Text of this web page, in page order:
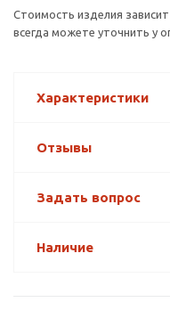
Стоимость изделия
всегда можете уточнить у
Характеристики
Отзывы
Задать вопрос
Наличие